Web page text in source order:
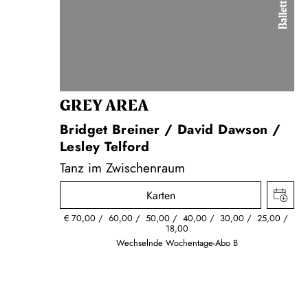
Ballett
GREY AREA
Bridget Breiner / David Dawson /
Lesley Telford
Tanz im Zwischenraum
Karten
€ 70,00 60,00 50,00 40,00 30,00 25,00
18,00
Wechselnde Wochentage-Abo B